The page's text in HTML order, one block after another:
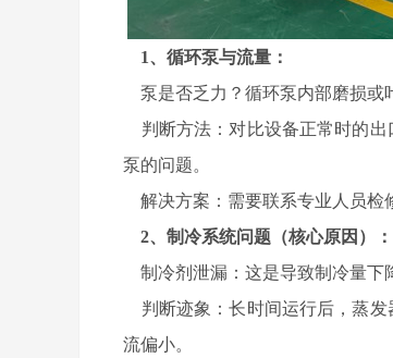
1、循环泵与流量：
泵是否乏力？循环泵内部磨损或
判断方法：对比设备正常时的出
泵的问题。
解决方案：需要联系专业人员检
2、制冷系统问题（核心原因）：
制冷剂泄漏：这是导致制冷量下
判断迹象：长时间运行后，蒸发
流偏小。